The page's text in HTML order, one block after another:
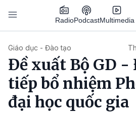
Nhảy đến nội dung
RadioPodcastMultimedia
Giáo dục - Đào tạo
Đề xuất Bộ GD
tiếp bổ nhiệm
đại học quốc gia